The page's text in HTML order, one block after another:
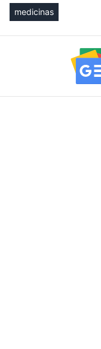
medicinas